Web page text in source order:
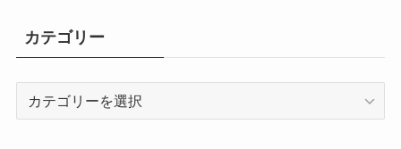
カテゴリー